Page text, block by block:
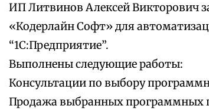
ИП Литвинов Алексей Викторович
«Кодерлайн Софт» для
“1С:Предприятие”.
Выполнены следующие работы:
Консультации по выбору
Продажа выбранных программных